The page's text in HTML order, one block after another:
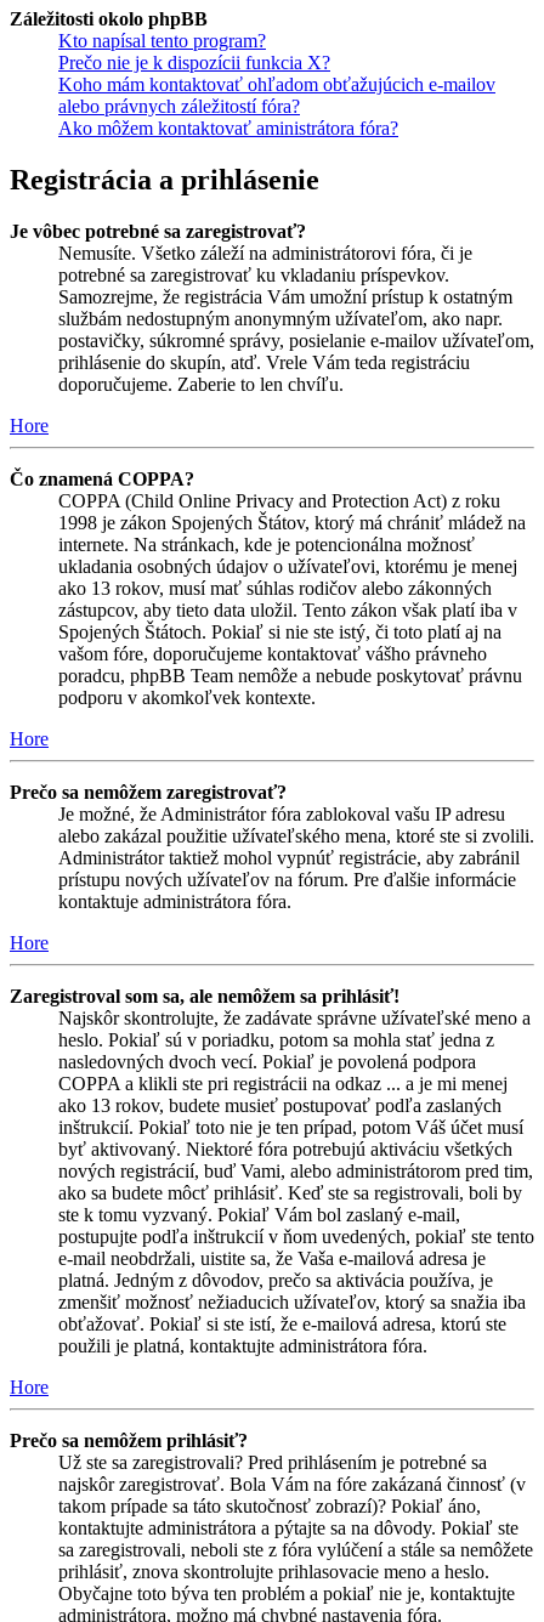
Záležitosti okolo phpBB
Kto napísal tento program?
Prečo nie je k dispozícii funkcia X?
Koho mám kontaktovať ohľadom obťažujúcich e-mailov
alebo právnych záležitostí fóra?
Ako môžem kontaktovať aministrátora fóra?
Registrácia a prihlásenie
Je vôbec potrebné sa zaregistrovať?
Nemusíte. Všetko záleží na administrátorovi fóra, či je
potrebné sa zaregistrovať ku vkladaniu príspevkov.
Samozrejme, že registrácia Vám umožní prístup k ostatným
službám nedostupným anonymným užívateľom, ako napr.
postavičky, súkromné správy, posielanie e-mailov užívateľom,
prihlásenie do skupín, atď. Vrele Vám teda registráciu
doporučujeme. Zaberie to len chvíľu.
Hore
Čo znamená COPPA?
COPPA (Child Online Privacy and Protection Act) z roku
1998 je zákon Spojených Štátov, ktorý má chrániť mládež na
internete. Na stránkach, kde je potencionálna možnosť
ukladania osobných údajov o užívateľovi, ktorému je menej
ako 13 rokov, musí mať súhlas rodičov alebo zákonných
zástupcov, aby tieto data uložil. Tento zákon však platí iba v
Spojených Štátoch. Pokiaľ si nie ste istý, či toto platí aj na
vašom fóre, doporučujeme kontaktovať vášho právneho
poradcu, phpBB Team nemôže a nebude poskytovať právnu
podporu v akomkoľvek kontexte.
Hore
Prečo sa nemôžem zaregistrovať?
Je možné, že Administrátor fóra zablokoval vašu IP adresu
alebo zakázal použitie užívateľského mena, ktoré ste si zvolili.
Administrátor taktiež mohol vypnúť registrácie, aby zabránil
prístupu nových užívateľov na fórum. Pre ďalšie informácie
kontaktuje administrátora fóra.
Hore
Zaregistroval som sa, ale nemôžem sa prihlásiť!
Najskôr skontrolujte, že zadávate správne užívateľské meno a
heslo. Pokiaľ sú v poriadku, potom sa mohla stať jedna z
nasledovných dvoch vecí. Pokiaľ je povolená podpora
COPPA a klikli ste pri registrácii na odkaz ... a je mi menej
ako 13 rokov, budete musieť postupovať podľa zaslaných
inštrukcií. Pokiaľ toto nie je ten prípad, potom Váš účet musí
byť aktivovaný. Niektoré fóra potrebujú aktiváciu všetkých
nových registrácií, buď Vami, alebo administrátorom pred tim,
ako sa budete môcť prihlásiť. Keď ste sa registrovali, boli by
ste k tomu vyzvaný. Pokiaľ Vám bol zaslaný e-mail,
postupujte podľa inštrukcií v ňom uvedených, pokiaľ ste tento
e-mail neobdržali, uistite sa, že Vaša e-mailová adresa je
platná. Jedným z dôvodov, prečo sa aktivácia používa, je
zmenšiť možnosť nežiaducich užívateľov, ktorý sa snažia iba
obťažovať. Pokiaľ si ste istí, že e-mailová adresa, ktorú ste
použili je platná, kontaktujte administrátora fóra.
Hore
Prečo sa nemôžem prihlásiť?
Už ste sa zaregistrovali? Pred prihlásením je potrebné sa
najskôr zaregistrovať. Bola Vám na fóre zakázaná činnosť (v
takom prípade sa táto skutočnosť zobrazí)? Pokiaľ áno,
kontaktujte administrátora a pýtajte sa na dôvody. Pokiaľ ste
sa zaregistrovali, neboli ste z fóra vylúčení a stále sa nemôžete
prihlásiť, znova skontrolujte prihlasovacie meno a heslo.
Obyčajne toto býva ten problém a pokiaľ nie je, kontaktujte
administrátora, možno má chybné nastavenia fóra.